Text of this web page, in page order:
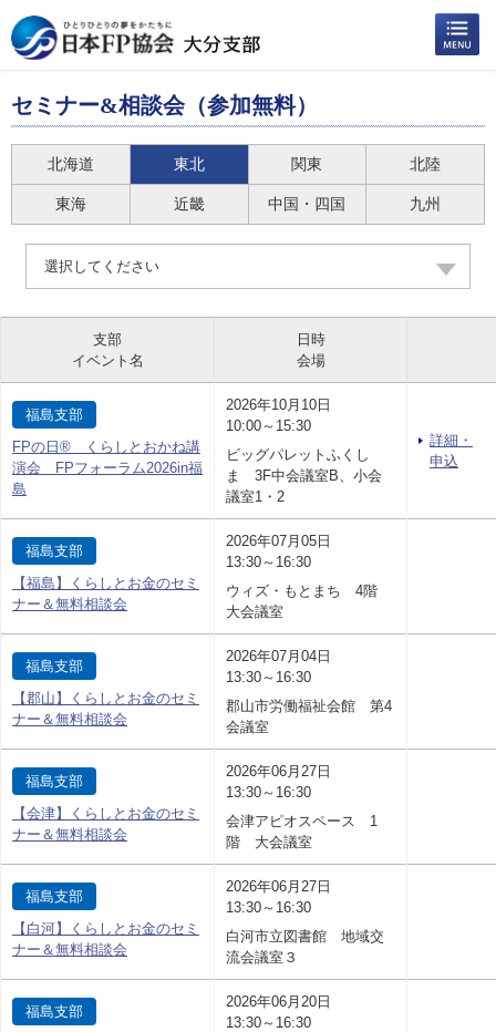
セミナー&相談会（参加無料）
北海道 東北 関東 北陸
東海 近畿 中国・四国 九州
選択してください
支部
イベント名
日時
会場
福島支部
FPの日® くらしとおかね講
演会 FPフォーラム2026in福
島
2026年10月10日
10:00～15:30
ビッグパレットふくし
ま 3F中会議室B、小会
議室1・2
詳細・
申込
福島支部
【福島】くらしとお金のセミ
ナー＆無料相談会
2026年07月05日
13:30～16:30
ウィズ・もとまち 4階
大会議室
福島支部
【郡山】くらしとお金のセミ
ナー＆無料相談会
2026年07月04日
13:30～16:30
郡山市労働福祉会館 第4
会議室
福島支部
【会津】くらしとお金のセミ
ナー＆無料相談会
2026年06月27日
13:30～16:30
会津アピオスペース 1
階 大会議室
福島支部
【白河】くらしとお金のセミ
ナー＆無料相談会
2026年06月27日
13:30～16:30
白河市立図書館 地域交
流会議室３
福島支部
2026年06月20日
13:30～16:30